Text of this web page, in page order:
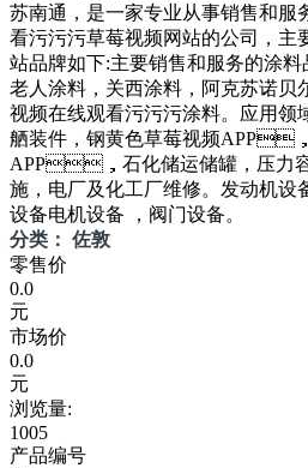
苏南通，是一家专业从事销售和
看污污污草莓视频网站的公司，
站品牌如下:主要销售和服务的涂料
老人涂料，关西涂料，阿克苏
视频在线观看污污污涂料。应用领域
舾装件，钢黄色草莓视频
APP，石化储运储罐，压力容景
施，电厂及化工厂维修。发动机设
设备电机设备 ，阀门设备。
分类： 佐敦
零售价
0.0
元
市场价
0.0
元
浏览量:
1005
产品编号